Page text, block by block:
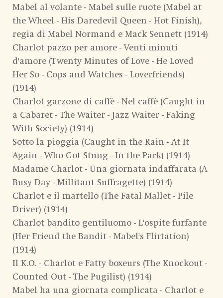
Mabel al volante - Mabel sulle ruote (Mabel at
the Wheel - His Daredevil Queen - Hot Finish),
regia di Mabel Normand e Mack Sennett (1914)
Charlot pazzo per amore - Venti minuti
d'amore (Twenty Minutes of Love - He Loved
Her So - Cops and Watches - Loverfriends)
(1914)
Charlot garzone di caffè - Nel caffè (Caught in
a Cabaret - The Waiter - Jazz Waiter - Faking
With Society) (1914)
Sotto la pioggia (Caught in the Rain - At It
Again - Who Got Stung - In the Park) (1914)
Madame Charlot - Una giornata indaffarata (A
Busy Day - Millitant Suffragette) (1914)
Charlot e il martello (The Fatal Mallet - Pile
Driver) (1914)
Charlot bandito gentiluomo - L'ospite furfante
(Her Friend the Bandit - Mabel's Flirtation)
(1914)
Il K.O. - Charlot e Fatty boxeurs (The Knockout -
Counted Out - The Pugilist) (1914)
Mabel ha una giornata complicata - Charlot e